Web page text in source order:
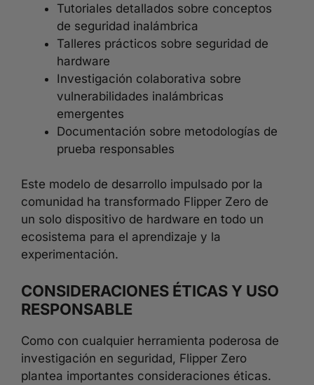
Tutoriales detallados sobre conceptos
de seguridad inalámbrica
Talleres prácticos sobre seguridad de
hardware
Investigación colaborativa sobre
vulnerabilidades inalámbricas
emergentes
Documentación sobre metodologías de
prueba responsables
Este modelo de desarrollo impulsado por la
comunidad ha transformado Flipper Zero de
un solo dispositivo de hardware en todo un
ecosistema para el aprendizaje y la
experimentación.
CONSIDERACIONES ÉTICAS Y USO
RESPONSABLE
Como con cualquier herramienta poderosa de
investigación en seguridad, Flipper Zero
plantea importantes consideraciones éticas.